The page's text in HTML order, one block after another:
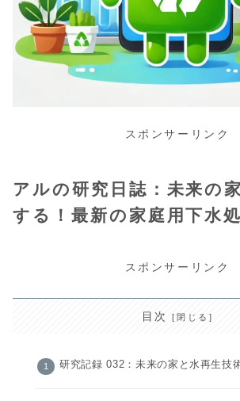
スポンサーリンク
アルの研究日誌：未来の
する！最新の家庭用下水
スポンサーリンク
目次
研究記録 032：未来の家と水再生技